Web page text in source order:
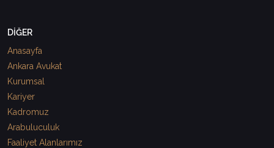
DİĞER
Anasayfa
Ankara Avukat
Kurumsal
Kariyer
Kadromuz
Arabuluculuk
Faaliyet Alanlarımız